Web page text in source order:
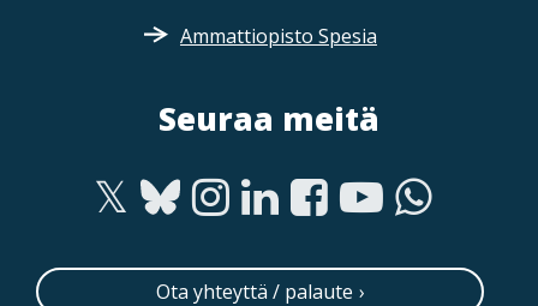
Ammattiopisto Spesia
Seuraa meitä
Ota yhteyttä / palaute